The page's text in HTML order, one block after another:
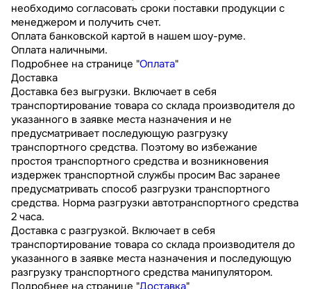
необходимо согласовать сроки поставки продукции с
менеджером и получить счет.
Оплата банковской картой в нашем шоу-руме.
Оплата наличными.
Подробнее на странице "Оплата"
Доставка
Доставка без выгрузки. Включает в себя
транспортирование товара со склада производителя до
указанного в заявке места назначения и не
предусматривает последующую разгрузку
транспортного средства. Поэтому во избежание
простоя транспортного средства и возникновения
издержек транспортной службы просим Вас заранее
предусматривать способ разгрузки транспортного
средства. Норма разгрузки автотранспортного средства
2 часа.
Доставка с разгрузкой. Включает в себя
транспортирование товара со склада производителя до
указанного в заявке места назначения и последующую
разгрузку транспортного средства манипулятором.